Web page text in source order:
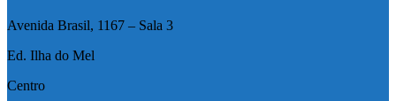
Avenida Brasil, 1167 – Sala 3
Ed. Ilha do Mel
Centro